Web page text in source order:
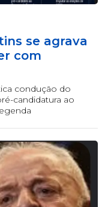
se agrava
com
condução do
candidatura ao